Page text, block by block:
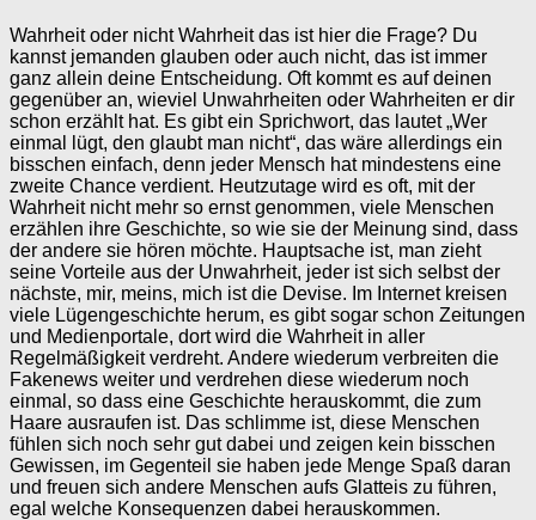
Wahrheit oder nicht Wahrheit das ist hier die Frage? Du
kannst jemanden glauben oder auch nicht, das ist immer
ganz allein deine Entscheidung. Oft kommt es auf deinen
gegenüber an, wieviel Unwahrheiten oder Wahrheiten er dir
schon erzählt hat. Es gibt ein Sprichwort, das lautet „Wer
einmal lügt, den glaubt man nicht“, das wäre allerdings ein
bisschen einfach, denn jeder Mensch hat mindestens eine
zweite Chance verdient. Heutzutage wird es oft, mit der
Wahrheit nicht mehr so ernst genommen, viele Menschen
erzählen ihre Geschichte, so wie sie der Meinung sind, dass
der andere sie hören möchte. Hauptsache ist, man zieht
seine Vorteile aus der Unwahrheit, jeder ist sich selbst der
nächste, mir, meins, mich ist die Devise. Im Internet kreisen
viele Lügengeschichte herum, es gibt sogar schon Zeitungen
und Medienportale, dort wird die Wahrheit in aller
Regelmäßigkeit verdreht. Andere wiederum verbreiten die
Fakenews weiter und verdrehen diese wiederum noch
einmal, so dass eine Geschichte herauskommt, die zum
Haare ausraufen ist. Das schlimme ist, diese Menschen
fühlen sich noch sehr gut dabei und zeigen kein bisschen
Gewissen, im Gegenteil sie haben jede Menge Spaß daran
und freuen sich andere Menschen aufs Glatteis zu führen,
egal welche Konsequenzen dabei herauskommen.